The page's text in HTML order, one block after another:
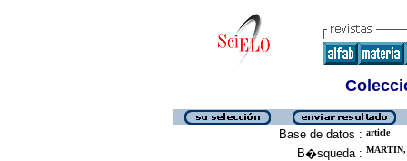
Base de datos : article
B�squeda : MARTIN,